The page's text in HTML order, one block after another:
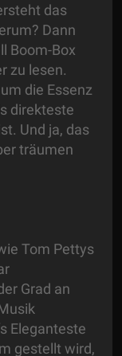
das
Dann
Boom-Box
zu lesen.
die Essenz
direkteste
Und ja, das
träumen
Tom Pettys
Grad an
Eleganteste
gestellt wird,